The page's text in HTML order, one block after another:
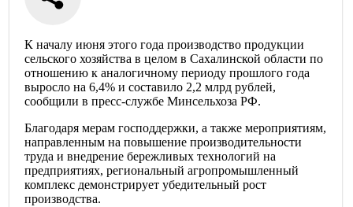
К началу июня этого года производство продукции
сельского хозяйства в целом в Сахалинской области по
отношению к аналогичному периоду прошлого года
выросло на 6,4% и составило 2,2 млрд рублей,
сообщили в пресс-службе Минсельхоза РФ.
Благодаря мерам господдержки, а также мероприятиям,
направленным на повышение производительности
труда и внедрение бережливых технологий на
предприятиях, региональный агропромышленный
комплекс демонстрирует убедительный рост
производства.